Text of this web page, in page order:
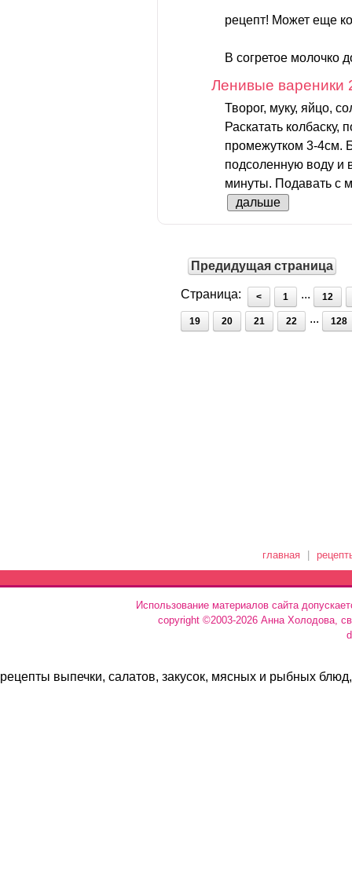
рецепт! Может еще
В согретое молочко
Ленивые вареники
Творог, муку, яйцо,
Раскатать колбаску,
промежутком 3-4см.
подсоленную воду и
минуты. Подавать с
дальше
Предидущая страница
Страница: < 1 ... 12
19 20 21 22 ... 128
главная
Использование материалов сайта
copyright ©2003-2026 Анна Холодова,
рецепты выпечки, салатов, закусок, мясных и рыбных